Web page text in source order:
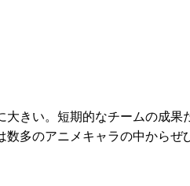
きい。短期的なチームの成
数多のアニメキャラの中から